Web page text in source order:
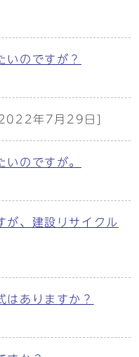
いのですが？
年7月29日]
いのですが。
が、建設リサイクル
はありますか？